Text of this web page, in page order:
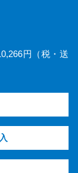
円（税・送